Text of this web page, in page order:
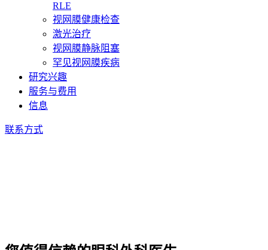
RLE
视网膜健康检查
激光治疗
视网膜静脉阻塞
罕见视网膜疾病
研究兴趣
服务与费用
信息
联系方式